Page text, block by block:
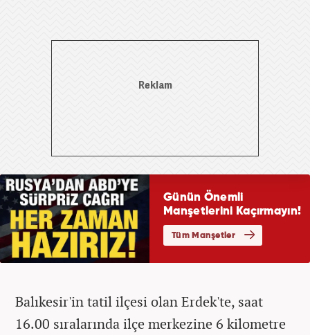
Balıkesir'in tatil ilçesi olan Erdek'te, saat
16.00 sıralarında ilçe merkezine 6 kilometre